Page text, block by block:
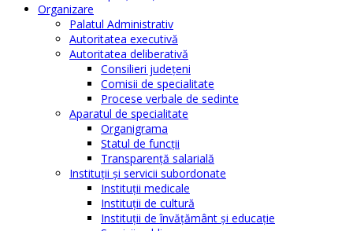
Organizare
Palatul Administrativ
Autoritatea executivă
Autoritatea deliberativă
Consilieri judeţeni
Comisii de specialitate
Procese verbale de sedinte
Aparatul de specialitate
Organigrama
Statul de funcții
Transparență salarială
Instituţii şi servicii subordonate
Instituţii medicale
Instituţii de cultură
Instituţii de învăţământ şi educaţie